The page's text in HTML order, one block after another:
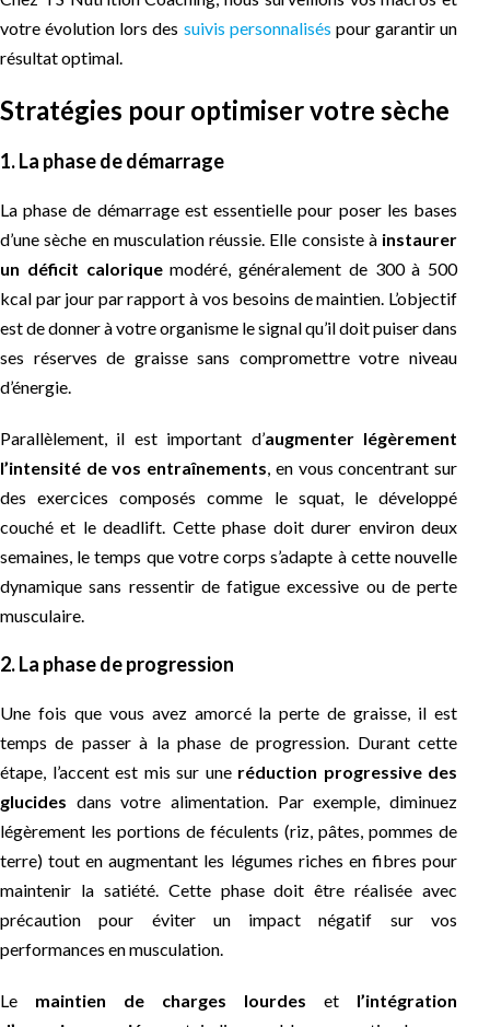
votre évolution lors des suivis personnalisés pour garantir un
résultat optimal.
Stratégies pour optimiser votre sèche
1. La phase de démarrage
La phase de démarrage est essentielle pour poser les bases
d’une sèche en musculation réussie. Elle consiste à instaurer
un déficit caloriquemodéré, généralement de 300 à 500
kcal par jour par rapport à vos besoins de maintien. L’objectif
est de donner à votre organisme le signal qu’il doit puiser dans
ses réserves de graisse sans compromettre votre niveau
d’énergie.
Parallèlement, il est important d’augmenter légèrement
l’intensité de vos entraînements , en vous concentrant sur
des exercices composés comme le squat, le développé
couché et le deadlift. Cette phase doit durer environ deux
semaines, le temps que votre corps s’adapte à cette nouvelle
dynamique sans ressentir de fatigue excessive ou de perte
musculaire.
2. La phase de progression
Une fois que vous avez amorcé la perte de graisse, il est
temps de passer à la phase de progression. Durant cette
étape, l’accent est mis sur une réduction progressive des
glucides dans votre alimentation. Par exemple, diminuez
légèrement les portions de féculents (riz, pâtes, pommes de
terre) tout en augmentant les légumes riches en fibres pour
maintenir la satiété. Cette phase doit être réalisée avec
précaution pour éviter un impact négatif sur vos
performances en musculation.
Le maintien de charges lourdes et l’intégration